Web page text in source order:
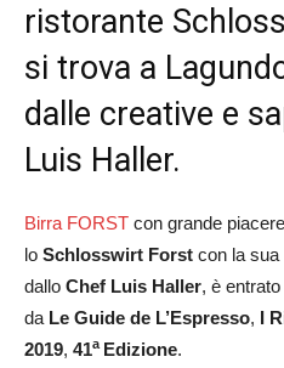
ristorante
si trova a
dalle creative e
Luis Haller.
Birra FORST con grande
lo Schlosswirt Forst con la sua
dallo Chef Luis Haller, è
da Le Guide de L’Espresso, I
2019, 41a Edizione.